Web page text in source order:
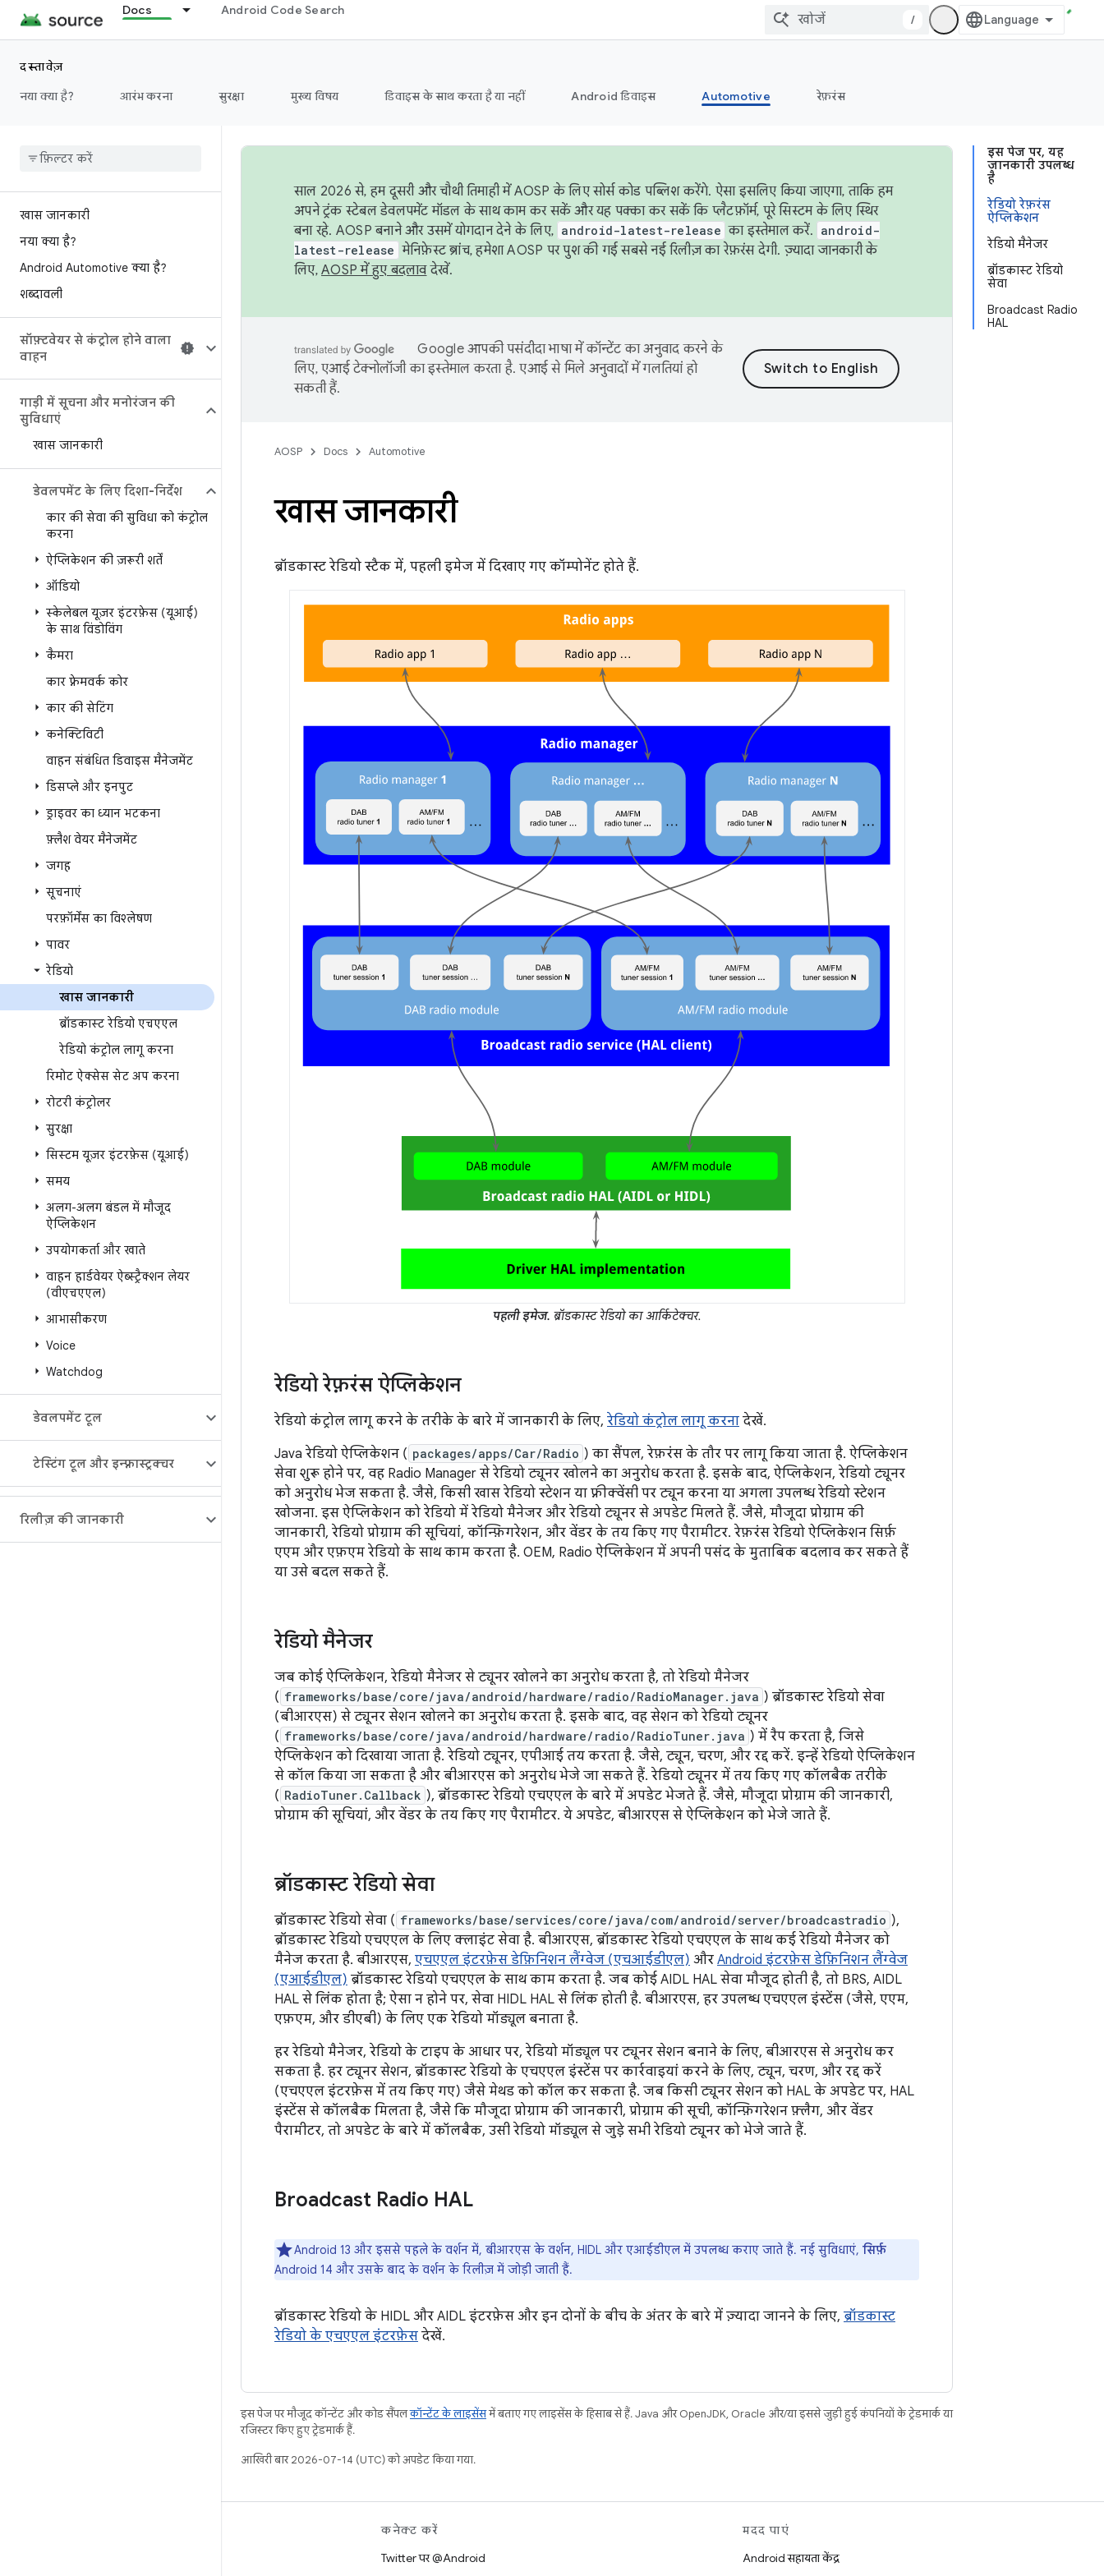
Docs Android Code Search
/
दस्तावेज़
नया क्या है?
आरंभ करना सुरक्षा मुख्य विषय डिवाइस के साथ करता है या नहीं Android डिवाइस Automotive रेफ़रंस
खास जानकारी
नया क्या है?
Android Automotive क्या है?
शब्दावली
सॉफ़्टवेयर से कंट्रोल होने वाला
वाहन
गाड़ी में सूचना और मनोरंजन की
सुविधाएं
खास जानकारी
डेवलपमेंट के लिए दिशा-निर्देश
कार की सेवा की सुविधा को कंट्रोल
करना
ऐप्लिकेशन की ज़रूरी शर्तें
ऑडियो
स्केलेबल यूज़र इंटरफ़ेस (यूआई)
के साथ विंडोविंग
कैमरा
कार फ़्रेमवर्क कोर
कार की सेटिंग
कनेक्टिविटी
वाहन संबंधित डिवाइस मैनेजमेंट
डिसप्ले और इनपुट
ड्राइवर का ध्यान भटकना
फ़्लैश वेयर मैनेजमेंट
जगह
सूचनाएं
परफ़ॉर्मेंस का विश्लेषण
पावर
रेडियो
खास जानकारी
ब्रॉडकास्ट रेडियो एचएएल
रेडियो कंट्रोल लागू करना
रिमोट ऐक्सेस सेट अप करना
रोटरी कंट्रोलर
सुरक्षा
सिस्टम यूज़र इंटरफ़ेस (यूआई)
समय
अलग-अलग बंडल में मौजूद
ऐप्लिकेशन
उपयोगकर्ता और खाते
वाहन हार्डवेयर ऐब्स्ट्रैक्शन लेयर
(वीएचएएल)
आभासीकरण
Voice
Watchdog
डेवलपमेंट टूल
टेस्टिंग टूल और इन्फ़्रास्ट्रक्चर
रिलीज़ की जानकारी
इस पेज पर, यह
जानकारी उपलब्ध
है
रेडियो रेफ़रंस
ऐप्लिकेशन
रेडियो मैनेजर
ब्रॉडकास्ट रेडियो
सेवा
Broadcast Radio
HAL
साल 2026 से, हम दूसरी और चौथी तिमाही में AOSP के लिए सोर्स कोड पब्लिश करेंगे. ऐसा इसलिए किया जाएगा, ताकि हम
अपने ट्रंक स्टेबल डेवलपमेंट मॉडल के साथ काम कर सकें और यह पक्का कर सकें कि प्लैटफ़ॉर्म, पूरे सिस्टम के लिए स्थिर
बना रहे. AOSP बनाने और उसमें योगदान देने के लिए, android-latest-release का इस्तेमाल करें. android-
latest-release मेनिफ़ेस्ट ब्रांच, हमेशा AOSP पर पुश की गई सबसे नई रिलीज़ का रेफ़रंस देगी. ज़्यादा जानकारी के
लिए, AOSP में हुए बदलावदेखें.
Google आपकी पसंदीदा भाषा में कॉन्टेंट का अनुवाद करने के
लिए, एआई टेक्नोलॉजी का इस्तेमाल करता है. एआई से मिले अनुवादों में गलतियां हो
सकती हैं.
AOSP Docs Automotive
खास जानकारी
ब्रॉडकास्ट रेडियो स्टैक में, पहली इमेज में दिखाए गए कॉम्पोनेंट होते हैं.
पहली इमेज. ब्रॉडकास्ट रेडियो का आर्किटेक्चर.
रेडियो रेफ़रंस ऐप्लिकेशन
रेडियो कंट्रोल लागू करने के तरीके के बारे में जानकारी के लिए, रेडियो कंट्रोल लागू करना देखें.
Java रेडियो ऐप्लिकेशन ( packages/apps/Car/Radio ) का सैंपल, रेफ़रंस के तौर पर लागू किया जाता है. ऐप्लिकेशन
सेवा शुरू होने पर, वह Radio Manager से रेडियो ट्यूनर खोलने का अनुरोध करता है. इसके बाद, ऐप्लिकेशन, रेडियो ट्यूनर
को अनुरोध भेज सकता है. जैसे, किसी खास रेडियो स्टेशन या फ़्रीक्वेंसी पर ट्यून करना या अगला उपलब्ध रेडियो स्टेशन
खोजना. इस ऐप्लिकेशन को रेडियो में रेडियो मैनेजर और रेडियो ट्यूनर से अपडेट मिलते हैं. जैसे, मौजूदा प्रोग्राम की
जानकारी, रेडियो प्रोग्राम की सूचियां, कॉन्फ़िगरेशन, और वेंडर के तय किए गए पैरामीटर. रेफ़रंस रेडियो ऐप्लिकेशन सिर्फ़
एएम और एफ़एम रेडियो के साथ काम करता है. OEM, Radio ऐप्लिकेशन में अपनी पसंद के मुताबिक बदलाव कर सकते हैं
या उसे बदल सकते हैं.
रेडियो मैनेजर
जब कोई ऐप्लिकेशन, रेडियो मैनेजर से ट्यूनर खोलने का अनुरोध करता है, तो रेडियो मैनेजर
( frameworks/base/core/java/android/hardware/radio/RadioManager.java ) ब्रॉडकास्ट रेडियो सेवा
(बीआरएस) से ट्यूनर सेशन खोलने का अनुरोध करता है. इसके बाद, वह सेशन को रेडियो ट्यूनर
( frameworks/base/core/java/android/hardware/radio/RadioTuner.java ) में रैप करता है, जिसे
ऐप्लिकेशन को दिखाया जाता है. रेडियो ट्यूनर, एपीआई तय करता है. जैसे, ट्यून, चरण, और रद्द करें. इन्हें रेडियो ऐप्लिकेशन
से कॉल किया जा सकता है और बीआरएस को अनुरोध भेजे जा सकते हैं. रेडियो ट्यूनर में तय किए गए कॉलबैक तरीके
( RadioTuner.Callback ), ब्रॉडकास्ट रेडियो एचएएल के बारे में अपडेट भेजते हैं. जैसे, मौजूदा प्रोग्राम की जानकारी,
प्रोग्राम की सूचियां, और वेंडर के तय किए गए पैरामीटर. ये अपडेट, बीआरएस से ऐप्लिकेशन को भेजे जाते हैं.
ब्रॉडकास्ट रेडियो सेवा
ब्रॉडकास्ट रेडियो सेवा ( frameworks/base/services/core/java/com/android/server/broadcastradio ),
ब्रॉडकास्ट रेडियो एचएएल के लिए क्लाइंट सेवा है. बीआरएस, ब्रॉडकास्ट रेडियो एचएएल के साथ कई रेडियो मैनेजर को
मैनेज करता है. बीआरएस, एचएएल इंटरफ़ेस डेफ़िनिशन लैंग्वेज (एचआईडीएल) और Android इंटरफ़ेस डेफ़िनिशन लैंग्वेज
(एआईडीएल) ब्रॉडकास्ट रेडियो एचएएल के साथ काम करता है. जब कोई AIDL HAL सेवा मौजूद होती है, तो BRS, AIDL
HAL से लिंक होता है; ऐसा न होने पर, सेवा HIDL HAL से लिंक होती है. बीआरएस, हर उपलब्ध एचएएल इंस्टेंस (जैसे, एएम,
एफ़एम, और डीएबी) के लिए एक रेडियो मॉड्यूल बनाता है.
हर रेडियो मैनेजर, रेडियो के टाइप के आधार पर, रेडियो मॉड्यूल पर ट्यूनर सेशन बनाने के लिए, बीआरएस से अनुरोध कर
सकता है. हर ट्यूनर सेशन, ब्रॉडकास्ट रेडियो के एचएएल इंस्टेंस पर कार्रवाइयां करने के लिए, ट्यून, चरण, और रद्द करें
(एचएएल इंटरफ़ेस में तय किए गए) जैसे मेथड को कॉल कर सकता है. जब किसी ट्यूनर सेशन को HAL के अपडेट पर, HAL
इंस्टेंस से कॉलबैक मिलता है, जैसे कि मौजूदा प्रोग्राम की जानकारी, प्रोग्राम की सूची, कॉन्फ़िगरेशन फ़्लैग, और वेंडर
पैरामीटर, तो अपडेट के बारे में कॉलबैक, उसी रेडियो मॉड्यूल से जुड़े सभी रेडियो ट्यूनर को भेजे जाते हैं.
Broadcast Radio HAL
Android 13 और इससे पहले के वर्शन में, बीआरएस के वर्शन, HIDL और एआईडीएल में उपलब्ध कराए जाते हैं. नई सुविधाएं, सिर्फ़
Android 14 और उसके बाद के वर्शन के रिलीज़ में जोड़ी जाती हैं.
ब्रॉडकास्ट रेडियो के HIDL और AIDL इंटरफ़ेस और इन दोनों के बीच के अंतर के बारे में ज़्यादा जानने के लिए, ब्रॉडकास्ट
रेडियो के एचएएल इंटरफ़ेस देखें.
इस पेज पर मौजूद कॉन्टेंट और कोड सैंपलकॉन्टेंट के लाइसेंसमें बताए गए लाइसेंस के हिसाब से हैं. Java और OpenJDK, Oracle और/या इससे जुड़ी हुई कंपनियों के ट्रेडमार्क या
रजिस्टर किए हुए ट्रेडमार्क हैं.
आखिरी बार 2026-07-14 (UTC) को अपडेट किया गया.
कनेक्ट करें
Twitter पर @Android
मदद पाएं
Android सहायता केंद्र